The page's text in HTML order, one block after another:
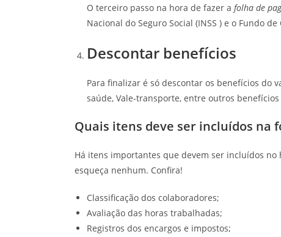
O terceiro passo na hora de fazer a folha de
Nacional do Seguro Social (INSS ) e o Fundo
Descontar benefícios
Para finalizar é só descontar os benefícios do
saúde, Vale-transporte, entre outros
Quais itens deve ser incluídos na
Há itens importantes que devem ser incluídos
esqueça nenhum. Confira!
Classificação dos colaboradores;
Avaliação das horas trabalhadas;
Registros dos encargos e impostos;